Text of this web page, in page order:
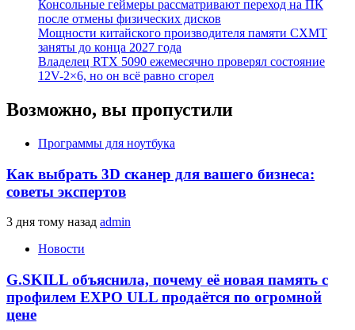
Консольные геймеры рассматривают переход на ПК
после отмены физических дисков
Мощности китайского производителя памяти CXMT
заняты до конца 2027 года
Владелец RTX 5090 ежемесячно проверял состояние
12V-2×6, но он всё равно сгорел
Возможно, вы пропустили
Программы для ноутбука
Как выбрать 3D сканер для вашего бизнеса:
советы экспертов
3 дня тому назад admin
Новости
G.SKILL объяснила, почему её новая память с
профилем EXPO ULL продаётся по огромной
цене